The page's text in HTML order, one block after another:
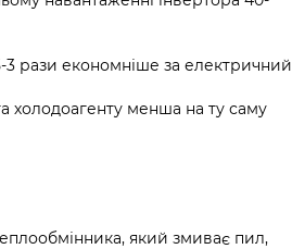
3 рази економніше за електричний
холодоагенту менша на ту саму
який змиває пил,